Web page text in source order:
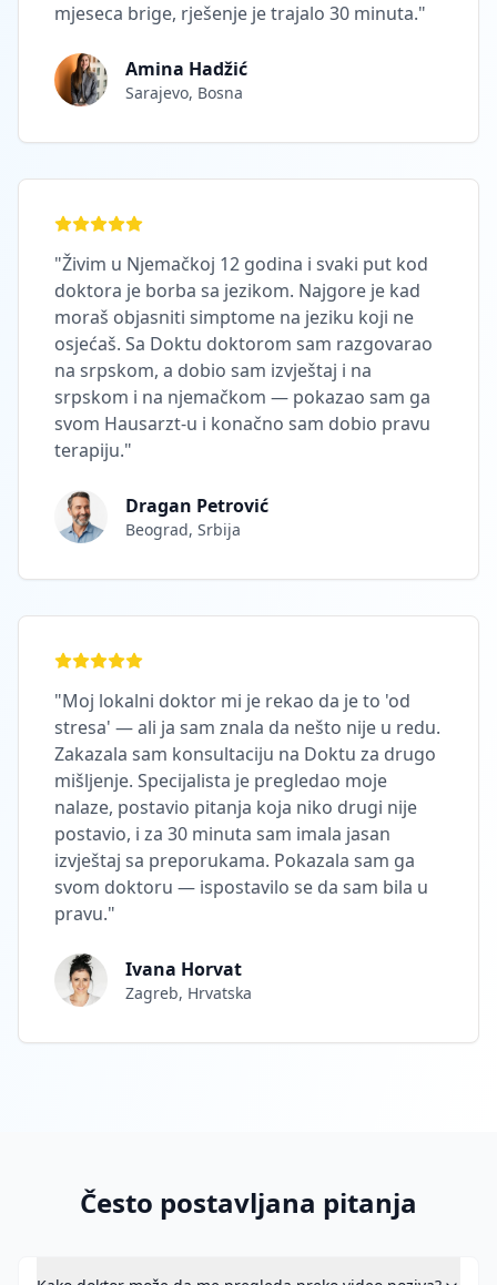
mjeseca brige, rješenje je trajalo 30 minuta."
Amina Hadžić
Sarajevo, Bosna
"Živim u Njemačkoj 12 godina i svaki put kod
doktora je borba sa jezikom. Najgore je kad
moraš objasniti simptome na jeziku koji ne
osjećaš. Sa Doktu doktorom sam razgovarao
na srpskom, a dobio sam izvještaj i na
srpskom i na njemačkom — pokazao sam ga
svom Hausarzt-u i konačno sam dobio pravu
terapiju."
Dragan Petrović
Beograd, Srbija
"Moj lokalni doktor mi je rekao da je to 'od
stresa' — ali ja sam znala da nešto nije u redu.
Zakazala sam konsultaciju na Doktu za drugo
mišljenje. Specijalista je pregledao moje
nalaze, postavio pitanja koja niko drugi nije
postavio, i za 30 minuta sam imala jasan
izvještaj sa preporukama. Pokazala sam ga
svom doktoru — ispostavilo se da sam bila u
pravu."
Ivana Horvat
Zagreb, Hrvatska
Često postavljana pitanja